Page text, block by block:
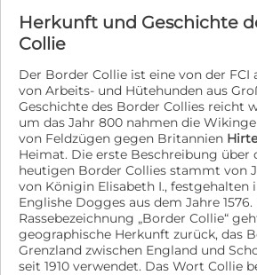
Herkunft und Geschichte
Collie
Der Border Collie ist eine von der FCI
von Arbeits- und Hütehunden aus
Geschichte des Border Collies reicht
um das Jahr 800 nahmen die
von Feldzügen gegen Britannien
Heimat. Die erste Beschreibung über
heutigen Border Collies stammt von
von Königin Elisabeth I., festgehalten
Englishe Dogges aus dem Jahre 1576.
Rassebezeichnung „Border Collie“
geographische Herkunft zurück, das
Grenzland zwischen England und
seit 1910 verwendet. Das Wort Collie